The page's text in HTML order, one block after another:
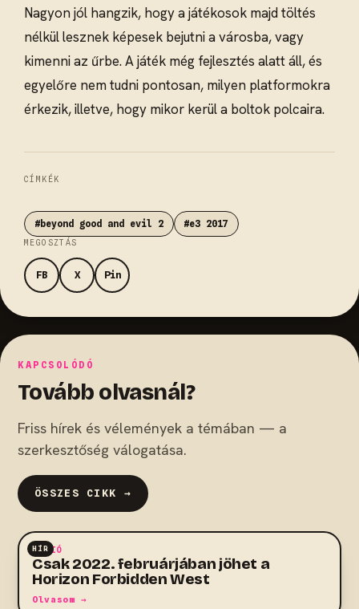
Nagyon jól hangzik, hogy a játékosok majd töltés
nélkül lesznek képesek bejutni a városba, vagy
kimenni az űrbe. A játék még fejlesztés alatt áll, és
egyelőre nem tudni pontosan, milyen platformokra
érkezik, illetve, hogy mikor kerül a boltok polcaira.
CÍMKÉK
#beyond good and evil 2 #e3 2017
MEGOSZTÁS
FB X Pin
KAPCSOLÓDÓ
Tovább olvasnál?
Friss hírek és vélemények a témában — a
szerkesztőség válogatása.
ÖSSZES CIKK →
HÍR
AKCIÓ
Csak 2022. februárjában jöhet a
Horizon Forbidden West
Olvasom →